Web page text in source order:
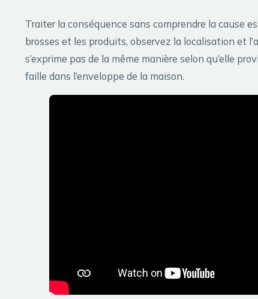
Traiter la conséquence sans comprendre la cause
brosses et les produits, observez la localisation et
s’exprime pas de la même manière selon qu’elle
faille dans l’enveloppe de la maison.